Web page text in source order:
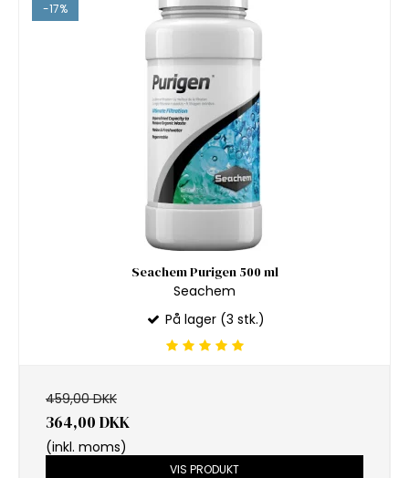
-17%
Seachem Purigen 500 ml
Seachem
På lager (3 stk.)
459,00 DKK
364,00 DKK
(inkl. moms)
VIS PRODUKT